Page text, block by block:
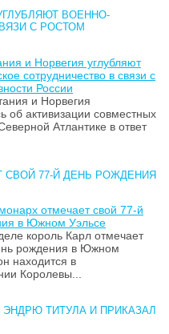
ВОЕННО-
С РОСТОМ
и Норвегия углубляют
сотрудничество в связи с
России
и Норвегия
об активизации совместных
Атлантике в ответ
77-Й ДЕНЬ РОЖДЕНИЯ
отмечает свой 77-й
в Южном Уэльсе
король Карл отмечает
рождения в Южном
находится в
Королевы...
ТИТУЛА И ПРИКАЗАЛ